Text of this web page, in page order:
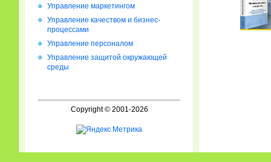
Управление маркетингом
Управление качеством и бизнес-
процессами
Управление персоналом
Управление защитой окружающей
среды
Copyright © 2001-2026